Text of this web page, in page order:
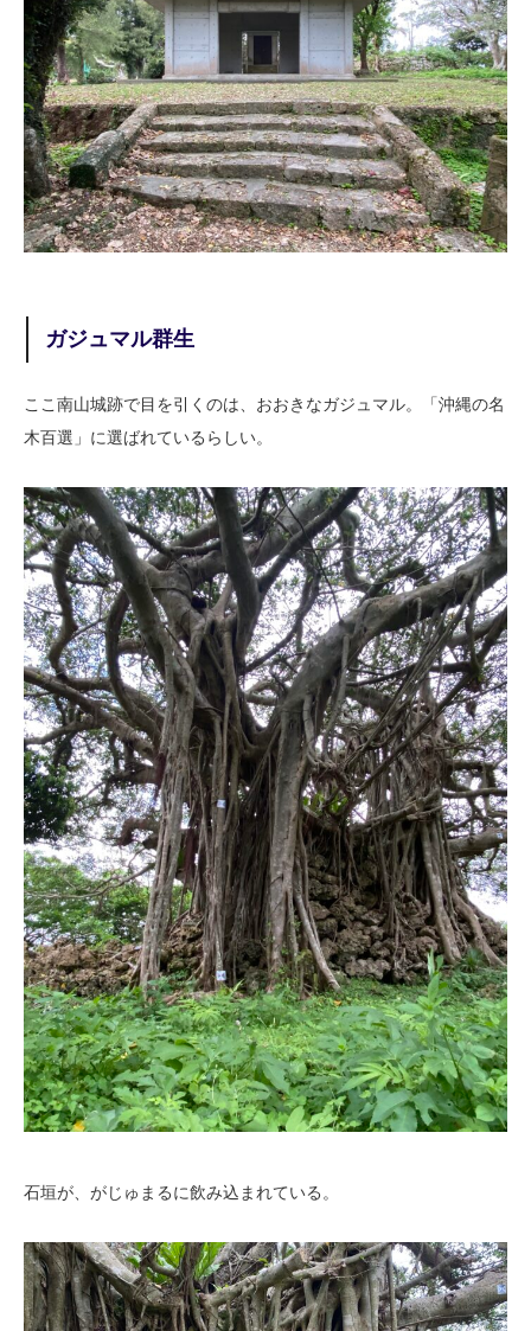
ガジュマル群生
ここ南山城跡で目を引くのは、おおきなガジュマル。「沖縄の名
木百選」に選ばれているらしい。
石垣が、がじゅまるに飲み込まれている。